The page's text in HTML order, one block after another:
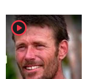
player2